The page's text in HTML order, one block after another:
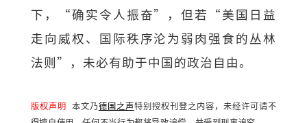
下，“确实令人振奋”，但若“美国日益
走向威权、国际秩序沦为弱肉强食的丛林
法则”，未必有助于中国的政治自由。
版权声明 本文乃德国之声特别授权刊登之内容，未经许可请不